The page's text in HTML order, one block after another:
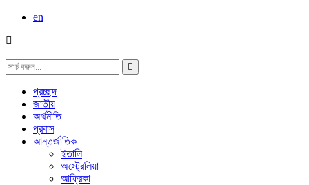
en
প্রচ্ছদ
জাতীয়
অর্থনীতি
প্রবাস
আন্তর্জাতিক
ইতালি
অস্ট্রেলিয়া
আফ্রিকা